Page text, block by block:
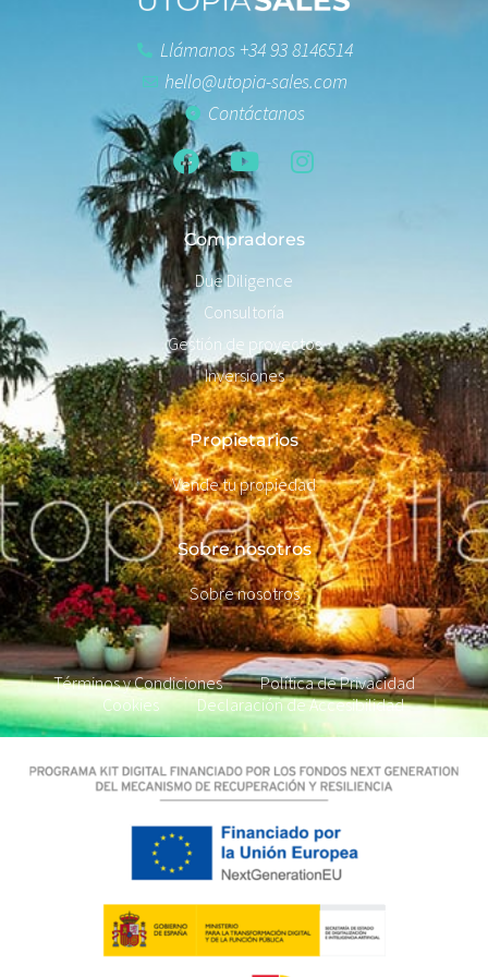
Llámanos +34 93 8146514
hello@utopia-sales.com
Contáctanos
Compradores
Due Diligence
Consultoría
Gestión de proyectos
Inversiones
Propietarios
Vende tu propiedad
Sobre nosotros
Sobre nosotros
Términos y Condiciones
Política de Privacidad
Cookies
Declaración de Accesibilidad